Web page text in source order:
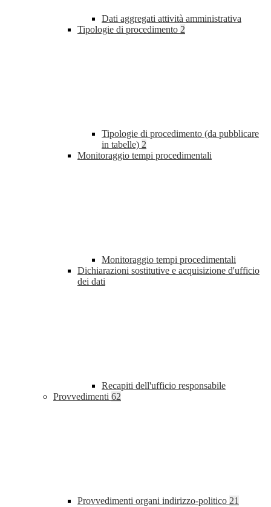
Dati aggregati attività amministrativa
Tipologie di procedimento 2
Tipologie di procedimento (da pubblicare
in tabelle) 2
Monitoraggio tempi procedimentali
Monitoraggio tempi procedimentali
Dichiarazioni sostitutive e acquisizione d'ufficio
dei dati
Recapiti dell'ufficio responsabile
Provvedimenti 62
Provvedimenti organi indirizzo-politico 21